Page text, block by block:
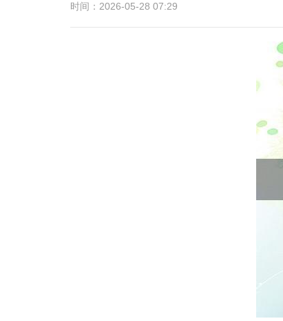
时间：2026-05-28 07:29